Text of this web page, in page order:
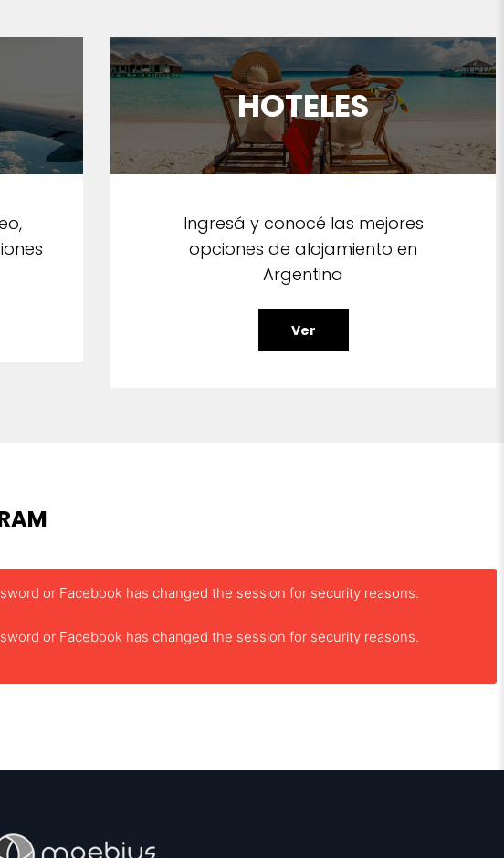
HOTELES
Ingresá y conocé las mejores
opciones de alojamiento en
Argentina
Ver
or Facebook has changed the session for security reasons.
or Facebook has changed the session for security reasons.